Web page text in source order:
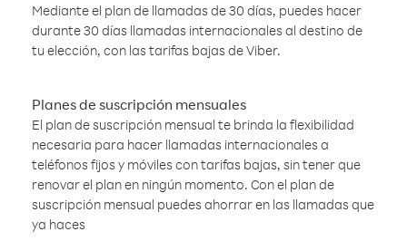
Mediante el plan de llamadas de 30 días, puedes hacer
durante 30 días llamadas internacionales al destino de
tu elección, con las tarifas bajas de Viber.
Planes de suscripción mensuales
El plan de suscripción mensual te brinda la flexibilidad
necesaria para hacer llamadas internacionales a
teléfonos fijos y móviles con tarifas bajas, sin tener que
renovar el plan en ningún momento. Con el plan de
suscripción mensual puedes ahorrar en las llamadas que
ya haces